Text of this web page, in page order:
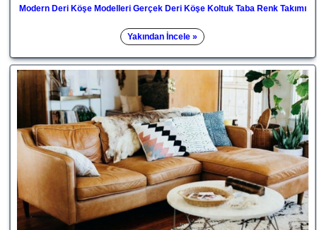
Modern Deri Köşe Modelleri Gerçek Deri Köşe Koltuk Taba Renk Takımı
Yakından İncele »